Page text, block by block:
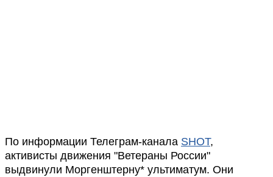
По информации Телеграм-канала SHOT,
активисты движения "Ветераны России"
выдвинули Моргенштерну* ультиматум. Они